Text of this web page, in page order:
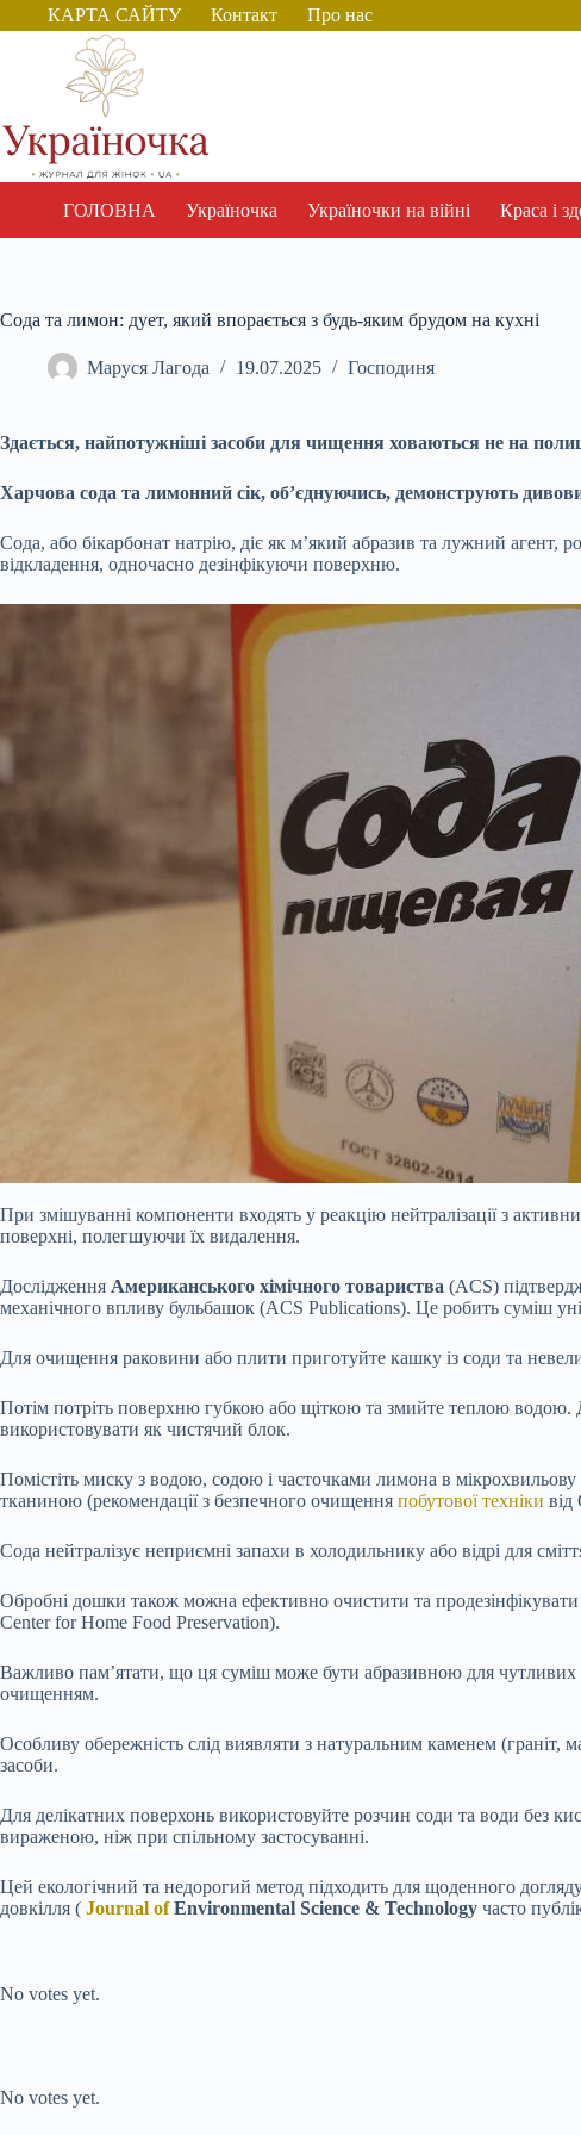
Перейти
до
КАРТА САЙТУ Контакт Про нас
ГОЛОВНА Україночка Україночки на війні Краса і
Сода та лимон: дует, який впорається з будь-яким брудом на кухні
Маруся Лагода 19.07.2025 Господиня
Здається, найпотужніші засоби для чищення ховаються не на
Харчова сода та лимонний сік, об’єднуючись, демонструють
Сода, або бікарбонат натрію, діє як м’який абразив та лужний агент,
відкладення, одночасно дезінфікуючи поверхню.
При змішуванні компоненти входять у реакцію нейтралізації з
поверхні, полегшуючи їх видалення.
Дослідження Американського хімічного товариства (ACS)
механічного впливу бульбашок (ACS Publications). Це робить суміш
Для очищення раковини або плити приготуйте кашку із соди та
Потім потріть поверхню губкою або щіткою та змийте теплою
використовувати як чистячий блок.
Помістіть миску з водою, содою і часточками лимона в
тканиною (рекомендації з безпечного очищення побутової техніки від
Сода нейтралізує неприємні запахи в холодильнику або відрі для
Обробні дошки також можна ефективно очистити та
Center for Home Food Preservation).
Важливо пам’ятати, що ця суміш може бути абразивною для чутливих
очищенням.
Особливу обережність слід виявляти з натуральним каменем (граніт,
засоби.
Для делікатних поверхонь використовуйте розчин соди та води без
вираженою, ніж при спільному застосуванні.
Цей екологічний та недорогий метод підходить для щоденного
довкілля ( Journal ofEnvironmental Science & Technology часто
No votes yet.
No votes yet.